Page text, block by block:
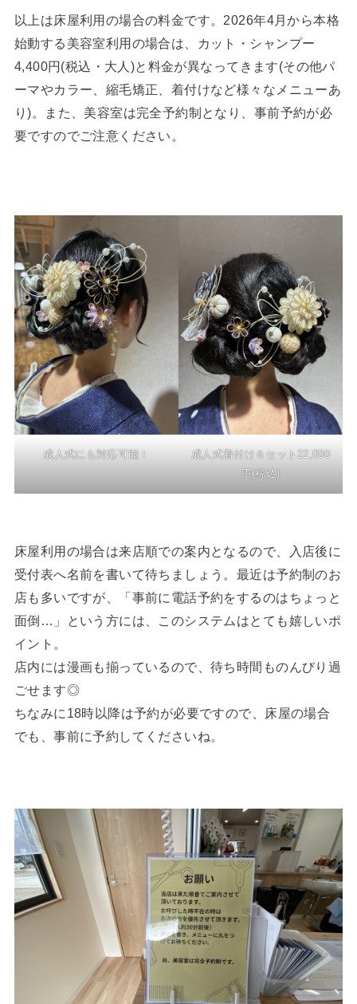
以上は床屋利用の場合の料金です。2026年4月から本格
始動する美容室利用の場合は、カット・シャンプー
4,400円(税込・大人)と料金が異なってきます(その他パ
ーマやカラー、縮毛矯正、着付けなど様々なメニューあ
り)。また、美容室は完全予約制となり、事前予約が必
要ですのでご注意ください。
成人式にも対応可能！
成人式着付け＆セット22,000
円(税込)
床屋利用の場合は来店順での案内となるので、入店後に
受付表へ名前を書いて待ちましょう。最近は予約制のお
店も多いですが、「事前に電話予約をするのはちょっと
面倒…」という方には、このシステムはとても嬉しいポ
イント。
店内には漫画も揃っているので、待ち時間ものんびり過
ごせます◎
ちなみに18時以降は予約が必要ですので、床屋の場合
でも、事前に予約してくださいね。